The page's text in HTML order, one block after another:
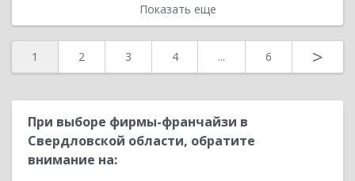
Показать еще
1 2 3 4 ... 6 >
При выборе фирмы-франчайзи в
Свердловской области, обратите
внимание на: